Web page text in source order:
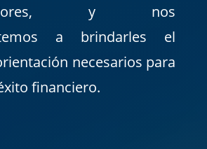
y nos
a brindarles el
necesarios para
financiero.